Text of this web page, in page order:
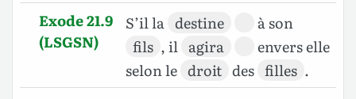
Exode 21.9
(LSGSN)
S’il la destine
à son
fils , il agira
envers elle
selon le droit des filles .